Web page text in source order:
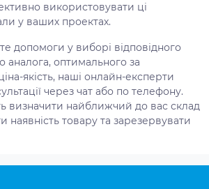
використовувати ці
у ваших проектах.
допомоги у виборі відповідного
аналога, оптимального за
якість, наші онлайн-експерти
через чат або по телефону.
визначити найближчий до вас склад
наявність товару та зарезервувати